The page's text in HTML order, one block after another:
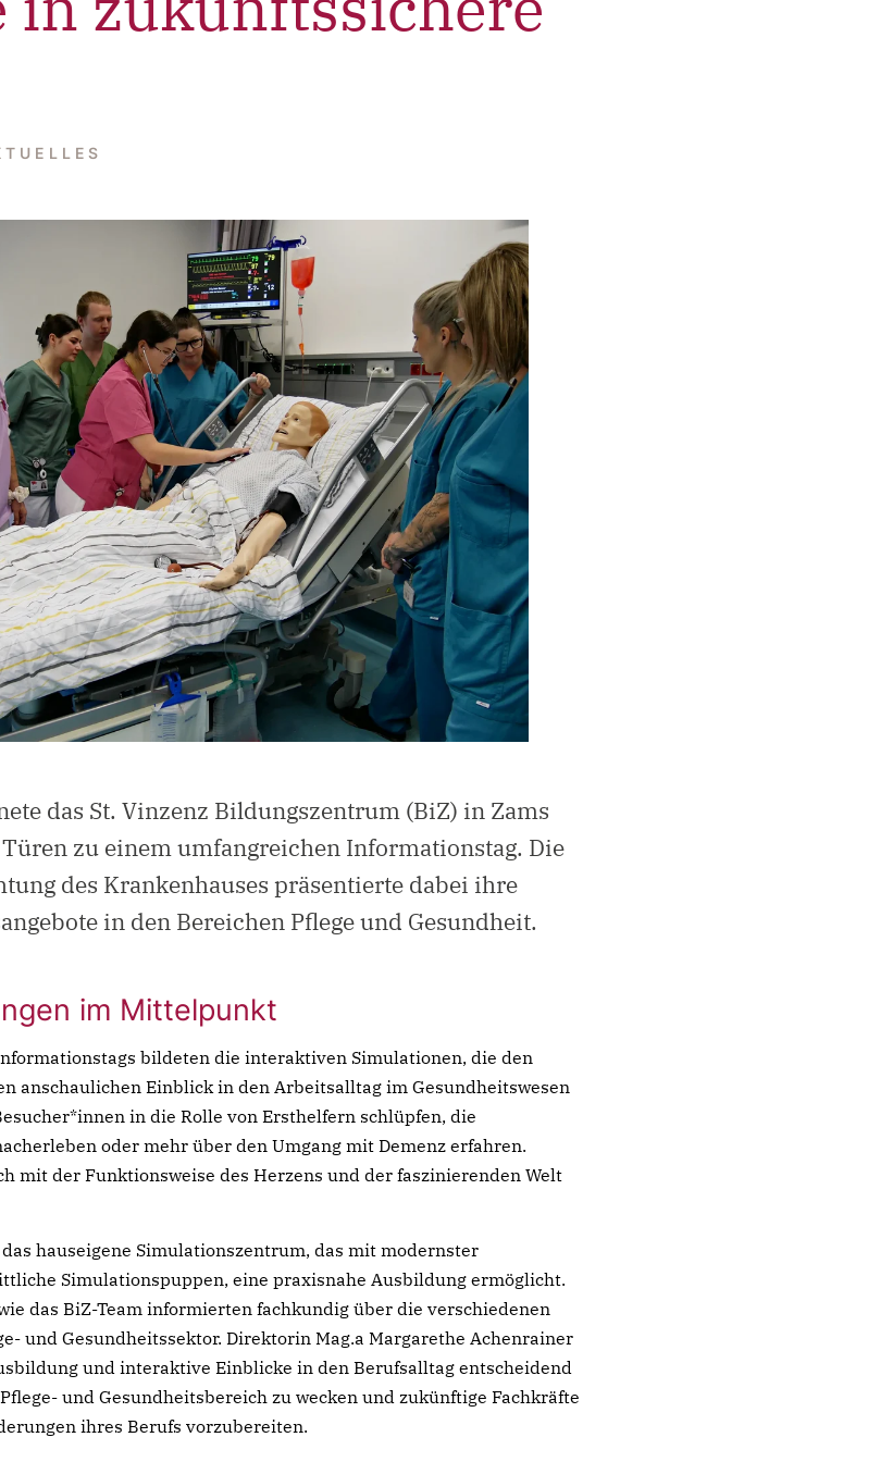
das St. Vinzenz Bildungszentrum (BiZ) in Zams
zu einem umfangreichen Informationstag. Die
des Krankenhauses präsentierte dabei ihre
in den Bereichen Pflege und Gesundheit.
im Mittelpunkt
bildeten die interaktiven Simulationen, die den
anschaulichen Einblick in den Arbeitsalltag im Gesundheitswesen
in die Rolle von Ersthelfern schlüpfen, die
oder mehr über den Umgang mit Demenz erfahren.
mit der Funktionsweise des Herzens und der faszinierenden Welt
hauseigene Simulationszentrum, das mit modernster
Simulationspuppen, eine praxisnahe Ausbildung ermöglicht.
das BiZ-Team informierten fachkundig über die verschiedenen
und Gesundheitssektor. Direktorin Mag.a Margarethe Achenrainer
und interaktive Einblicke in den Berufsalltag entscheidend
und Gesundheitsbereich zu wecken und zukünftige Fachkräfte
ihres Berufs vorzubereiten.